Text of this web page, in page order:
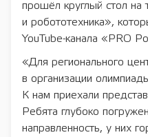
прошёл круглый стол на
и робототехника»,
YouTube-канала «PRO
«Для регионального
в организации
К нам приехали
Ребята глубоко
направленность, у них